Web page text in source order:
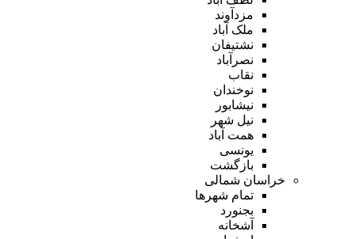
مزدآوند
ملک آباد
نشتیفان
نصرآباد
نقاب
نوخندان
نیشابور
نیل شهر
همت آباد
یونسی
بازگشت
خراسان شمالی
تمام شهر‌ها
بجنورد
آشخانه